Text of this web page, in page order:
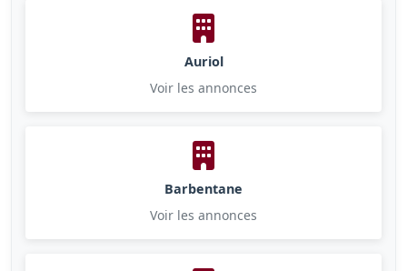
Auriol
Voir les annonces
Barbentane
Voir les annonces